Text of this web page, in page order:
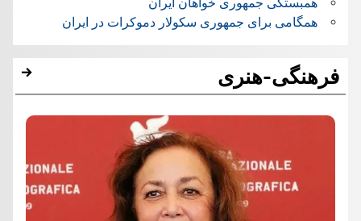
همبستگی جمهوری خواهان ایران
همگامی برای جمهوری سکولار دموکرات در ایران
فرهنگی-هنری